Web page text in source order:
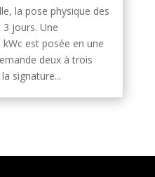
la pose physique des
jours. Une
est posée en une
deux à trois
signature...